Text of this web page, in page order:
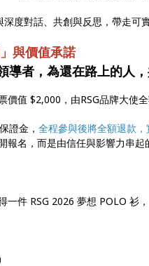
度對話、共創與反思，帶走可
與價值承諾
導者，為還在路上的人
值 $2,000，由RSG品牌大使全
證金， 全程參與後將全額退款，
報名，而是由信任與影響力串
一件 RSG 2026 夢想 POLO 衫